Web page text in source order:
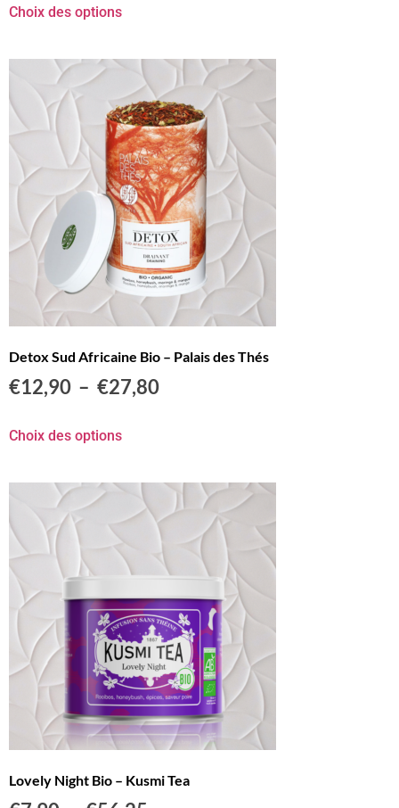
Choix des options
Detox Sud Africaine Bio – Palais des Thés
€12,90 – €27,80
Choix des options
Lovely Night Bio – Kusmi Tea